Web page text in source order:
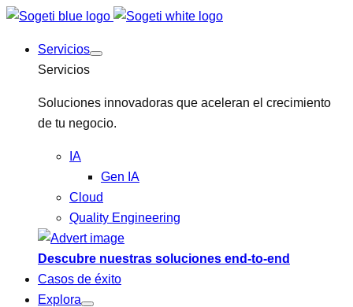
Servicios
Servicios
Soluciones innovadoras que aceleran el crecimiento
de tu negocio.
IA
Gen IA
Cloud
Quality Engineering
Descubre nuestras soluciones end-to-end
Casos de éxito
Explora